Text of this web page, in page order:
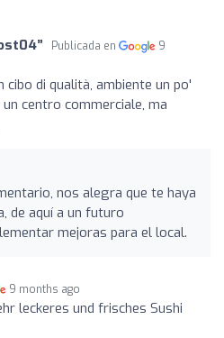
Publicada en
9
cibo di qualità, ambiente un po'
centro commerciale, ma
nos alegra que te haya
de aquí a un futuro
mejoras para el local.
9 months ago
leckeres und frisches Sushi